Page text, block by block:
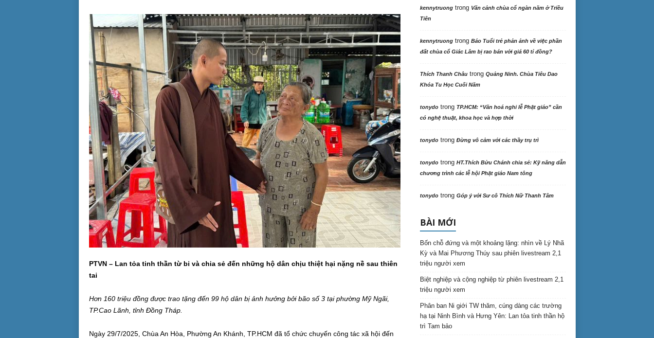
PTVN – Lan tỏa tinh thần từ bi và chia sẻ đến những hộ dân chịu thiệt hại nặng nề sau thiên
tai
Hơn 160 triệu đồng được trao tặng đến 99 hộ dân bị ảnh hưởng bởi bão số 3 tại phường Mỹ Ngãi,
TP.Cao Lãnh, tỉnh Đồng Tháp.
Ngày 29/7/2025, Chùa An Hòa, Phường An Khánh, TP.HCM đã tổ chức chuyến công tác xã hội đến
kennytruongtrong Vãn cảnh chùa cổ ngàn năm ở Triều
Tiên
kennytruongtrong Báo Tuổi trẻ phản ảnh về việc phần
đất chùa cổ Giác Lâm bị rao bán với giá 60 tỉ đồng?
Thích Thanh Châutrong Quảng Ninh. Chùa Tiêu Dao
Khóa Tu Học Cuối Năm
tonydotrong TP.HCM: “Văn hoá nghi lễ Phật giáo” cần
có nghệ thuật, khoa học và hợp thời
tonydotrong Đừng vô cảm với các thầy trụ trì
tonydotrong HT.Thích Bửu Chánh chia sẻ: Kỹ năng dẫn
chương trình các lễ hội Phật giáo Nam tông
tonydotrong Góp ý với Sư cô Thích Nữ Thanh Tâm
BÀI MỚI
Bốn chỗ đứng và một khoảng lặng: nhìn về Lý Nhã
Kỳ và Mai Phương Thúy sau phiên livestream 2,1
triệu người xem
Biệt nghiệp và cộng nghiệp từ phiên livestream 2,1
triệu người xem
Phân ban Ni giới TW thăm, cúng dàng các trường
hạ tại Ninh Bình và Hưng Yên: Lan tỏa tinh thần hộ
trì Tam bảo